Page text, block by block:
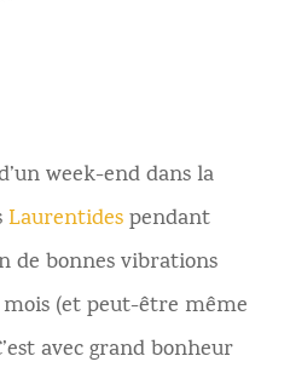
week-end dans la
Laurentidespendant
de bonnes vibrations
mois (et peut-être même
avec grand bonheur